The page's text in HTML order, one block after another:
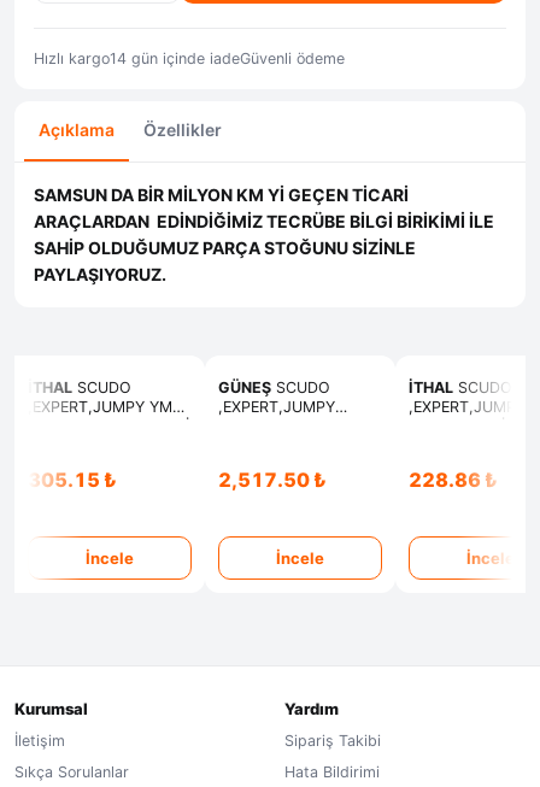
Hızlı kargo14 gün içinde iadeGüvenli ödeme
Açıklama Özellikler
SAMSUN DA BİR MİLYON KM Yİ GEÇEN TİCARİ
ARAÇLARDAN EDİNDİĞİMİZ TECRÜBE BİLGİ BİRİKİMİ İLE
SAHİP OLDUĞUMUZ PARÇA STOĞUNU SİZİNLE
PAYLAŞIYORUZ.
İTHAL SCUDO
,EXPERT,JUMPY YM
305.15 ₺
İncele
GÜNEŞ SCUDO
,EXPERT,JUMPY
2,517.50 ₺
İncele
İTHAL SCUDO
,EXPERT,JUMPY
228.86 ₺
İncele
Kurumsal
İletişim
Sıkça Sorulanlar
Yardım
Sipariş Takibi
Hata Bildirimi